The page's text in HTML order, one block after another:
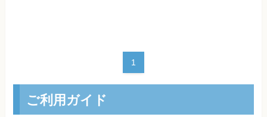
1
ご利用ガイド